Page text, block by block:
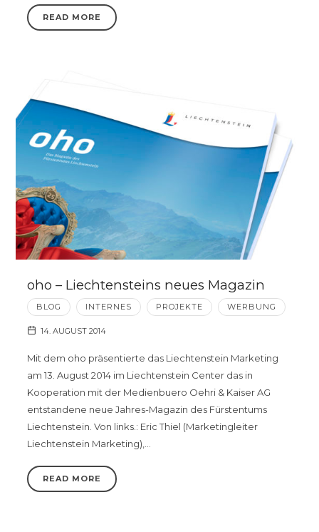
READ MORE
oho – Liechtensteins neues Magazin
BLOG INTERNES PROJEKTE WERBUNG
14. AUGUST 2014
Mit dem oho präsentierte das Liechtenstein Marketing
am 13. August 2014 im Liechtenstein Center das in
Kooperation mit der Medienbuero Oehri & Kaiser AG
entstandene neue Jahres-Magazin des Fürstentums
Liechtenstein. Von links.: Eric Thiel (Marketingleiter
Liechtenstein Marketing),…
READ MORE